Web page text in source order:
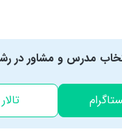
مدرس و مشاور در